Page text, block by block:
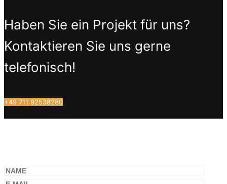
Haben Sie ein Projekt für uns?
Kontaktieren Sie uns gerne
telefonisch!
+49 711 92538280